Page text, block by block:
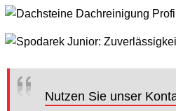
Nutzen Sie unser